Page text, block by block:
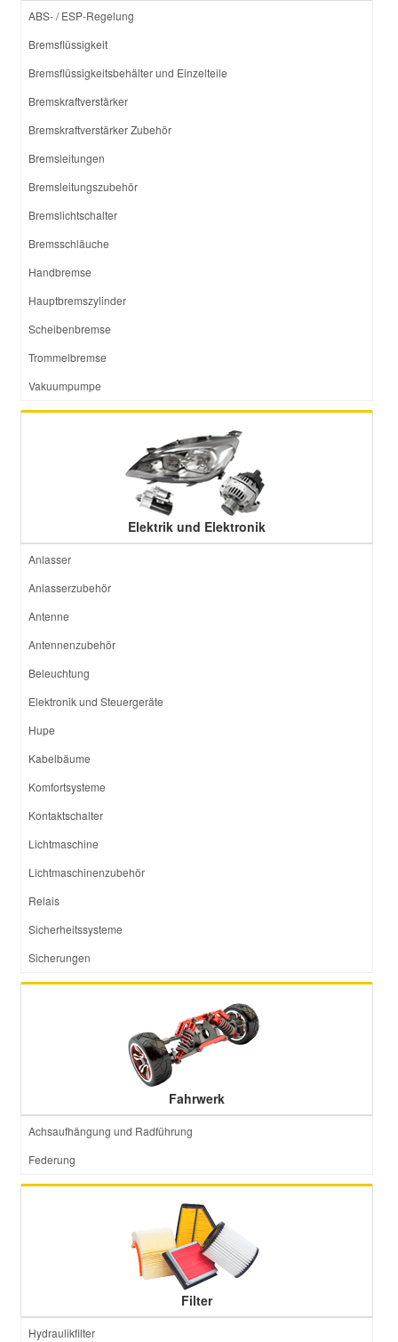
ABS- / ESP-Regelung
Bremsflüssigkeit
Bremsflüssigkeitsbehälter und Einzelteile
Bremskraftverstärker
Bremskraftverstärker Zubehör
Bremsleitungen
Bremsleitungszubehör
Bremslichtschalter
Bremsschläuche
Handbremse
Hauptbremszylinder
Scheibenbremse
Trommelbremse
Vakuumpumpe
Elektrik und Elektronik
Anlasser
Anlasserzubehör
Antenne
Antennenzubehör
Beleuchtung
Elektronik und Steuergeräte
Hupe
Kabelbäume
Komfortsysteme
Kontaktschalter
Lichtmaschine
Lichtmaschinenzubehör
Relais
Sicherheitssysteme
Sicherungen
Fahrwerk
Achsaufhängung und Radführung
Federung
Filter
Hydraulikfilter